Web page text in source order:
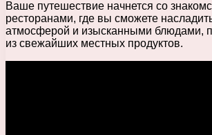
Ваше путешествие начнется со
ресторанами, где вы сможете
атмосферой и изысканными блюдами,
из свежайших местных продуктов.